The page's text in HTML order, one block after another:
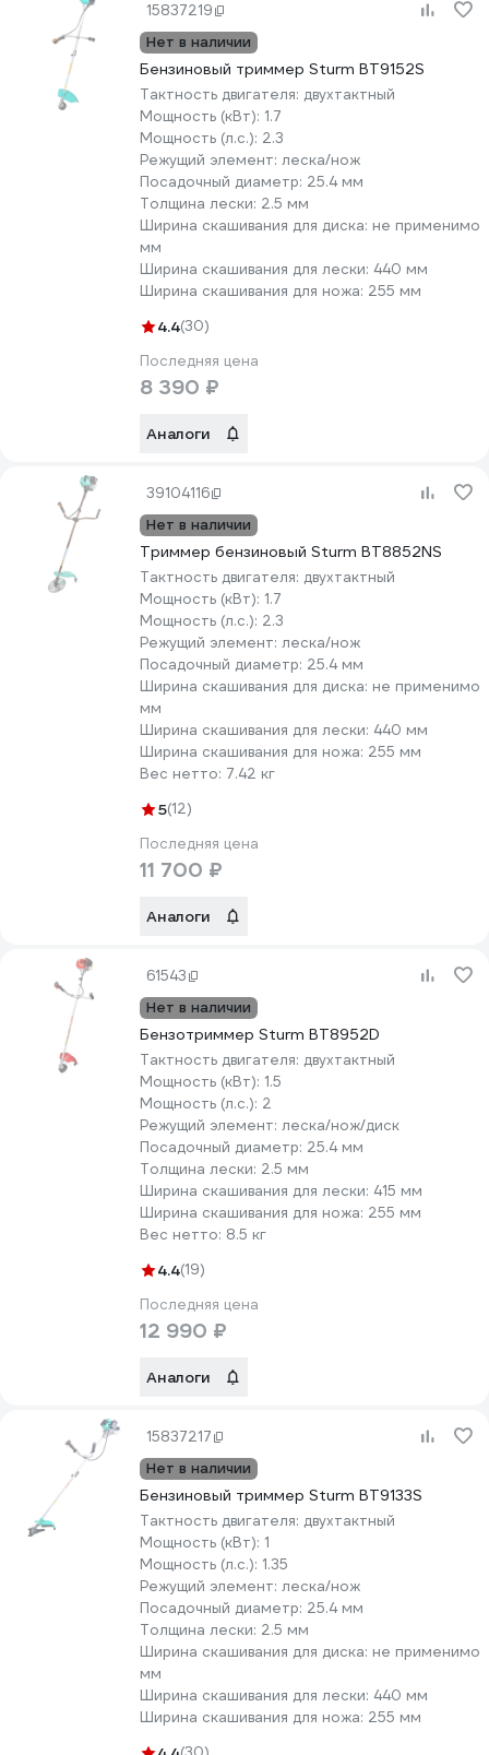
15837219
Нет в наличии
Бензиновый триммер Sturm BT9152S
Тактность двигателя: двухтактный
Мощность (кВт): 1.7
Мощность (л.с.): 2.3
Режущий элемент: леска/нож
Посадочный диаметр: 25.4 мм
Толщина лески: 2.5 мм
Ширина скашивания для диска: не применимо
мм
Ширина скашивания для лески: 440 мм
Ширина скашивания для ножа: 255 мм
4.4(30)
Последняя цена
8 390 ₽
Аналоги
39104116
Нет в наличии
Триммер бензиновый Sturm BT8852NS
Тактность двигателя: двухтактный
Мощность (кВт): 1.7
Мощность (л.с.): 2.3
Режущий элемент: леска/нож
Посадочный диаметр: 25.4 мм
Ширина скашивания для диска: не применимо
мм
Ширина скашивания для лески: 440 мм
Ширина скашивания для ножа: 255 мм
Вес нетто: 7.42 кг
5(12)
Последняя цена
11 700 ₽
Аналоги
61543
Нет в наличии
Бензотриммер Sturm BT8952D
Тактность двигателя: двухтактный
Мощность (кВт): 1.5
Мощность (л.с.): 2
Режущий элемент: леска/нож/диск
Посадочный диаметр: 25.4 мм
Толщина лески: 2.5 мм
Ширина скашивания для лески: 415 мм
Ширина скашивания для ножа: 255 мм
Вес нетто: 8.5 кг
4.4(19)
Последняя цена
12 990 ₽
Аналоги
15837217
Нет в наличии
Бензиновый триммер Sturm BT9133S
Тактность двигателя: двухтактный
Мощность (кВт): 1
Мощность (л.с.): 1.35
Режущий элемент: леска/нож
Посадочный диаметр: 25.4 мм
Толщина лески: 2.5 мм
Ширина скашивания для диска: не применимо
мм
Ширина скашивания для лески: 440 мм
Ширина скашивания для ножа: 255 мм